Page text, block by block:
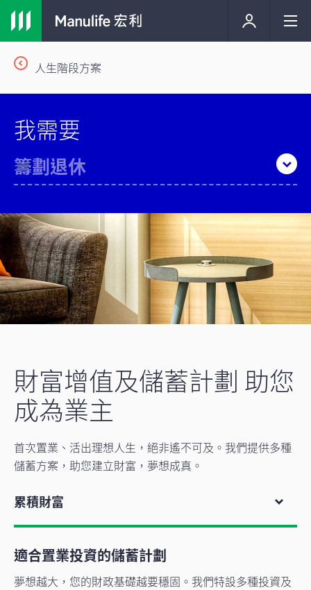
人生階段方案
我需要
籌劃退休
財富增值及儲蓄計劃 助您
成為業主
首次置業、活出理想人生，絕非遙不可及。我們提供多種
儲蓄方案，助您建立財富，夢想成真。
累積財富
適合置業投資的儲蓄計劃
夢想越大，您的財政基礎越要穩固。我們特設多種投資及